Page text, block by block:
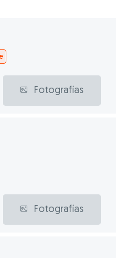
Fotografías
Fotografías